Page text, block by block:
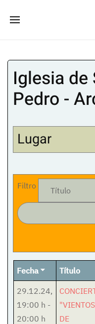
Iglesia de
Pedro -
Lugar
Filtro
Fecha Título
29.12.24,
19:00 h -
20:00 h
"VIENTOS
DE